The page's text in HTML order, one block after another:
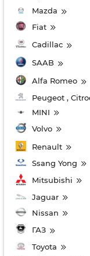
Mazda
Fiat
Cadillac
SAAB
Alfa Romeo
Peugeot ,
MINI
Volvo
Renault
Ssang Yong
Mitsubishi
Jaguar
Nissan
ГАЗ
Toyota